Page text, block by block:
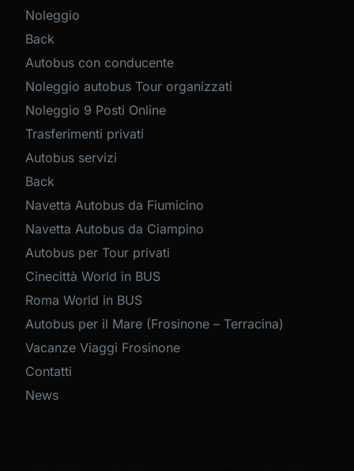
Noleggio
Back
Autobus con conducente
Noleggio autobus Tour organizzati
Noleggio 9 Posti Online
Trasferimenti privati
Autobus servizi
Back
Navetta Autobus da Fiumicino
Navetta Autobus da Ciampino
Autobus per Tour privati
Cinecittà World in BUS
Roma World in BUS
Autobus per il Mare (Frosinone – Terracina)
Vacanze Viaggi Frosinone
Contatti
News